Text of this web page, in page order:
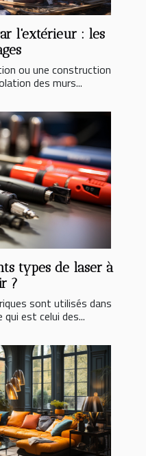
l'extérieur : les
ou une construction
des murs...
types de laser à
?
sont utilisés dans
est celui des...